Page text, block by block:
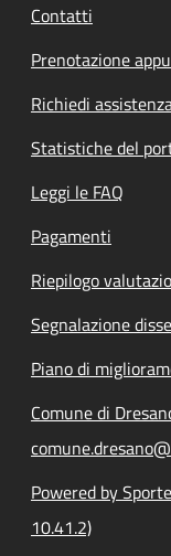
Contatti
Prenotazione
Richiedi
Statistiche del
Leggi le FAQ
Pagamenti
Riepilogo
Segnalazione
Piano di
Comune di
Powered by
10.41.2)